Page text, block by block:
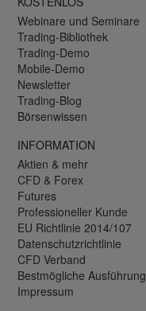
Webinare und Seminare
Trading-Bibliothek
Trading-Demo
Mobile-Demo
Newsletter
Trading-Blog
Börsenwissen
INFORMATION
Aktien & mehr
CFD & Forex
Futures
Professioneller Kunde
EU Richtlinie 2014/107
Datenschutzrichtlinie
CFD Verband
Bestmögliche Ausführung
Impressum